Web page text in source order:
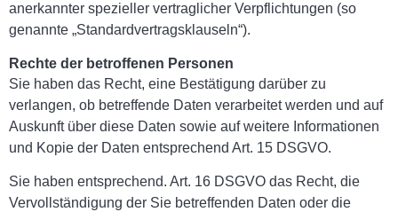
anerkannter spezieller vertraglicher Verpflichtungen (so
genannte „Standardvertragsklauseln“).
Rechte der betroffenen Personen
Sie haben das Recht, eine Bestätigung darüber zu
verlangen, ob betreffende Daten verarbeitet werden und auf
Auskunft über diese Daten sowie auf weitere Informationen
und Kopie der Daten entsprechend Art. 15 DSGVO.
Sie haben entsprechend. Art. 16 DSGVO das Recht, die
Vervollständigung der Sie betreffenden Daten oder die